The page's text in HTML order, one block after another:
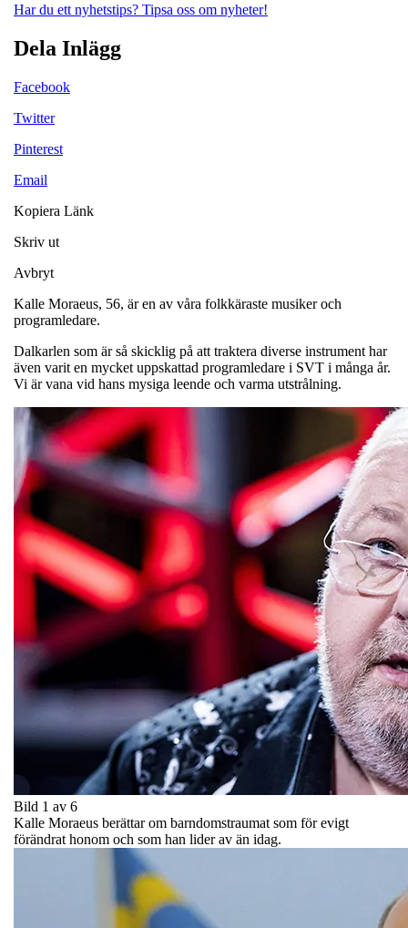
Har du ett nyhetstips? Tipsa oss om nyheter!
Dela Inlägg
Facebook
Twitter
Pinterest
Email
Kopiera Länk
Skriv ut
Avbryt
Kalle Moraeus, 56, är en av våra folkkäraste musiker och
programledare.
Dalkarlen som är så skicklig på att traktera diverse instrument har
även varit en mycket uppskattad programledare i SVT i många år.
Vi är vana vid hans mysiga leende och varma utstrålning.
Bild 1 av 6
Kalle Moraeus berättar om barndomstraumat som för evigt
förändrat honom och som han lider av än idag.